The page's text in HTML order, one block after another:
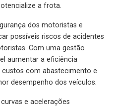
a frota.
dos motoristas e
possíveis riscos de acidentes
Com uma gestão
aumentar a eficiência
com abastecimento e
desempenho dos veículos.
e acelerações